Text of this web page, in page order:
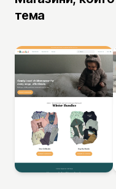
тема